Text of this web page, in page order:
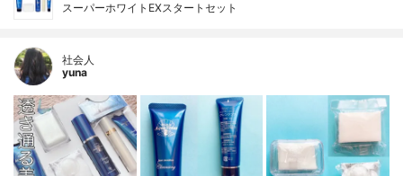
スーパーホワイトEXスタートセット
社会人
yuna